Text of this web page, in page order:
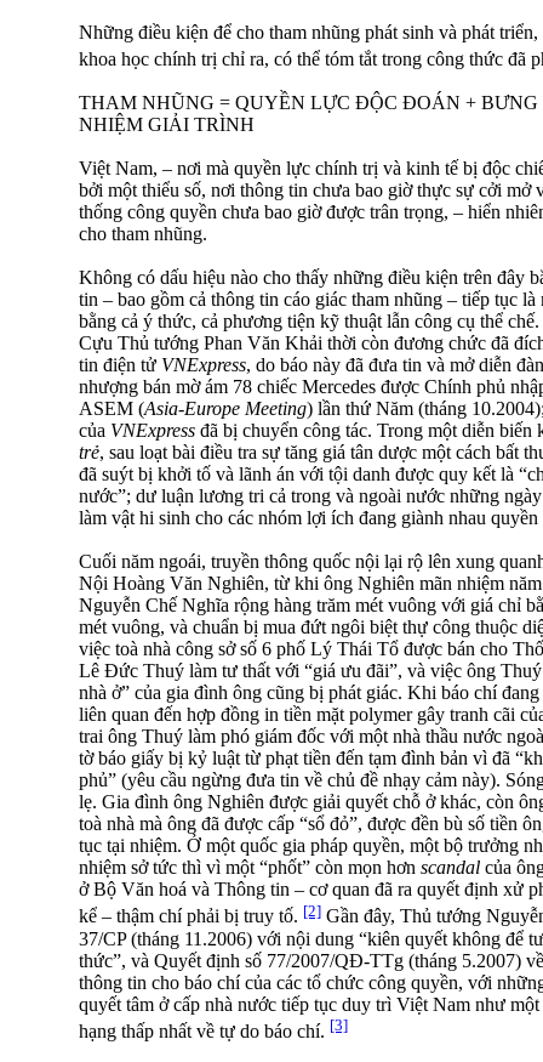
Những điều kiện để cho tham nhũng phát sinh và phát
khoa học chính trị chỉ ra, có thể tóm tắt trong công thức đã
THAM NHŨNG = QUYỀN LỰC ĐỘC ĐOÁN +
NHIỆM GIẢI TRÌNH
Việt Nam, – nơi mà quyền lực chính trị và kinh tế bị độc
bởi một thiểu số, nơi thông tin chưa bao giờ thực sự cởi mở
thống công quyền chưa bao giờ được trân trọng, – hiển
cho tham nhũng.
Không có dấu hiệu nào cho thấy những điều kiện trên đây
tin – bao gồm cả thông tin cáo giác tham nhũng – tiếp tục
bằng cả ý thức, cả phương tiện kỹ thuật lẫn công cụ thể
Cựu Thủ tướng Phan Văn Khải thời còn đương chức đã
tin điện tử VNExpress, do báo này đã đưa tin và mở diễn
nhượng bán mờ ám 78 chiếc Mercedes được Chính phủ
ASEM (Asia-Europe Meeting) lần thứ Năm (tháng
của VNExpress đã bị chuyển công tác. Trong một diễn
trẻ, sau loạt bài điều tra sự tăng giá tân dược một cách bất
đã suýt bị khởi tố và lãnh án với tội danh được quy kết là
nước”; dư luận lương tri cả trong và ngoài nước những
làm vật hi sinh cho các nhóm lợi ích đang giành nhau
Cuối năm ngoái, truyền thông quốc nội lại rộ lên xung
Nội Hoàng Văn Nghiên, từ khi ông Nghiên mãn nhiệm
Nguyễn Chế Nghĩa rộng hàng trăm mét vuông với giá chỉ
mét vuông, và chuẩn bị mua đứt ngôi biệt thự công thuộc
việc toà nhà công sở số 6 phố Lý Thái Tổ được bán cho
Lê Đức Thuý làm tư thất với “giá ưu đãi”, và việc ông
nhà ở” của gia đình ông cũng bị phát giác. Khi báo chí
liên quan đến hợp đồng in tiền mặt polymer gây tranh cãi
trai ông Thuý làm phó giám đốc với một nhà thầu nước
tờ báo giấy bị kỷ luật từ phạt tiền đến tạm đình bản vì đã
phủ” (yêu cầu ngừng đưa tin về chủ đề nhạy cảm này).
lẹ. Gia đình ông Nghiên được giải quyết chỗ ở khác, còn
toà nhà mà ông đã được cấp “sổ đỏ”, được đền bù số tiền
tục tại nhiệm. Ở một quốc gia pháp quyền, một bộ trưởng
nhiệm sở tức thì vì một “phốt” còn mọn hơn scandal của
ở Bộ Văn hoá và Thông tin – cơ quan đã ra quyết định xử
kể – thậm chí phải bị truy tố. [2] Gần đây, Thủ tướng
37/CP (tháng 11.2006) với nội dung “kiên quyết không để
thức”, và Quyết định số 77/2007/QĐ-TTg (tháng 5.2007)
thông tin cho báo chí của các tổ chức công quyền, với
quyết tâm ở cấp nhà nước tiếp tục duy trì Việt Nam như
hạng thấp nhất về tự do báo chí. [3]